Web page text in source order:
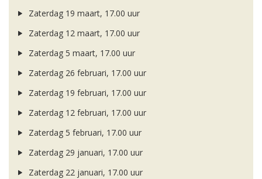
Zaterdag 19 maart, 17.00 uur
Zaterdag 12 maart, 17.00 uur
Zaterdag 5 maart, 17.00 uur
Zaterdag 26 februari, 17.00 uur
Zaterdag 19 februari, 17.00 uur
Zaterdag 12 februari, 17.00 uur
Zaterdag 5 februari, 17.00 uur
Zaterdag 29 januari, 17.00 uur
Zaterdag 22 januari, 17.00 uur